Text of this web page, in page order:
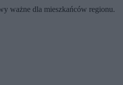
ważne dla mieszkańców regionu.